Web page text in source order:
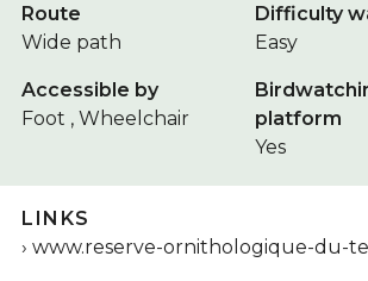
Route
Wide path
Difficulty
Easy
Accessible by
Foot , Wheelchair
platform
Yes
LINKS
www.reserve-ornithologique-du-